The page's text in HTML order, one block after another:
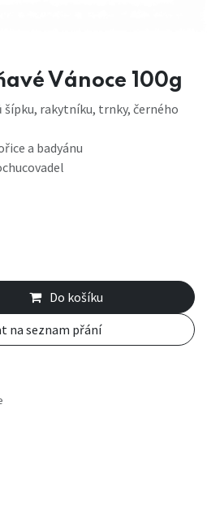
Vánoce 100g
rakytníku, trnky, černého
a badyánu
Do košíku
na seznam přání